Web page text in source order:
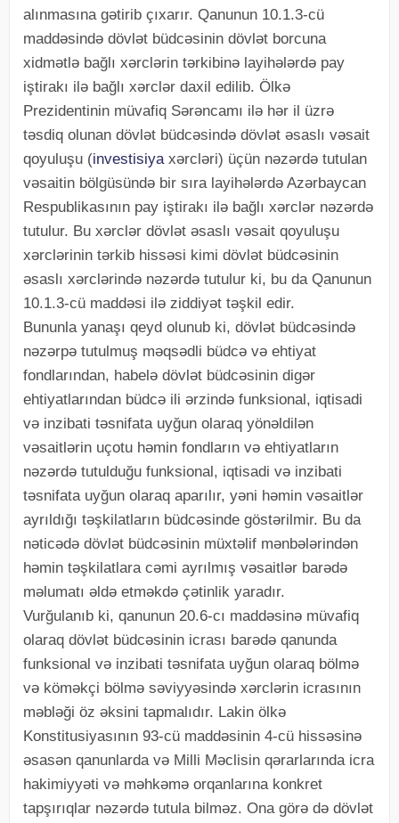
alınmasına gətirib çıxarır. Qanunun 10.1.3-cü
maddəsində dövlət büdcəsinin dövlət borcuna
xidmətlə bağlı xərclərin tərkibinə layihələrdə pay
iştirakı ilə bağlı xərclər daxil edilib. Ölkə
Prezidentinin müvafiq Sərəncamı ilə hər il üzrə
təsdiq olunan dövlət büdcəsində dövlət əsaslı vəsait
qoyuluşu (investisiya xərcləri) üçün nəzərdə tutulan
vəsaitin bölgüsündə bir sıra layihələrdə Azərbaycan
Respublikasının pay iştirakı ilə bağlı xərclər nəzərdə
tutulur. Bu xərclər dövlət əsaslı vəsait qoyuluşu
xərclərinin tərkib hissəsi kimi dövlət büdcəsinin
əsaslı xərclərində nəzərdə tutulur ki, bu da Qanunun
10.1.3-cü maddəsi ilə ziddiyət təşkil edir.
Bununla yanaşı qeyd olunub ki, dövlət büdcəsində
nəzərpə tutulmuş məqsədli büdcə və ehtiyat
fondlarından, habelə dövlət büdcəsinin digər
ehtiyatlarından büdcə ili ərzində funksional, iqtisadi
və inzibati təsnifata uyğun olaraq yönəldilən
vəsaitlərin uçotu həmin fondların və ehtiyatların
nəzərdə tutulduğu funksional, iqtisadi və inzibati
təsnifata uyğun olaraq aparılır, yəni həmin vəsaitlər
ayrıldığı təşkilatların büdcəsinde göstərilmir. Bu da
nəticədə dövlət büdcəsinin müxtəlif mənbələrindən
həmin təşkilatlara cəmi ayrılmış vəsaitlər barədə
məlumatı əldə etməkdə çətinlik yaradır.
Vurğulanıb ki, qanunun 20.6-cı maddəsinə müvafiq
olaraq dövlət büdcəsinin icrası barədə qanunda
funksional və inzibati təsnifata uyğun olaraq bölmə
və köməkçi bölmə səviyyəsində xərclərin icrasının
məbləği öz əksini tapmalıdır. Lakin ölkə
Konstitusiyasının 93-cü maddəsinin 4-cü hissəsinə
əsasən qanunlarda və Milli Məclisin qərarlarında icra
hakimiyyəti və məhkəmə orqanlarına konkret
tapşırıqlar nəzərdə tutula bilməz. Ona görə də dövlət